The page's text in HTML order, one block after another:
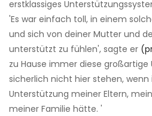
erstklassiges
'Es war einfach toll, in einem
und sich von deiner Mutter und
unterstützt zu fühlen', sagte er
zu Hause immer diese
sicherlich nicht hier stehen,
Unterstützung meiner Eltern,
meiner Familie hätte. '